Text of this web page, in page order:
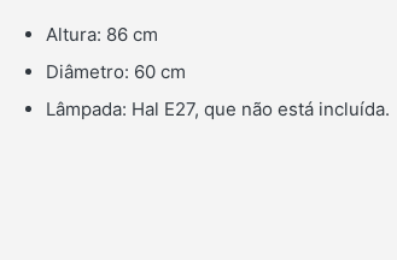
Altura: 86 cm
Diâmetro: 60 cm
Lâmpada: Hal E27, que não está incluída.